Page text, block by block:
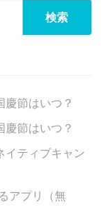
節はいつ？
節はいつ？
ティブキャン
アプリ（無